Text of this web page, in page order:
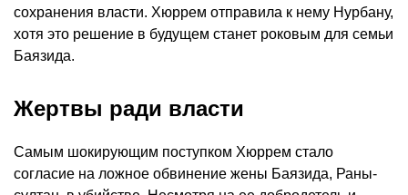
сохранения власти. Хюррем отправила к нему Нурбану,
хотя это решение в будущем станет роковым для семьи
Баязида.
Жертвы ради власти
Самым шокирующим поступком Хюррем стало
согласие на ложное обвинение жены Баязида, Раны-